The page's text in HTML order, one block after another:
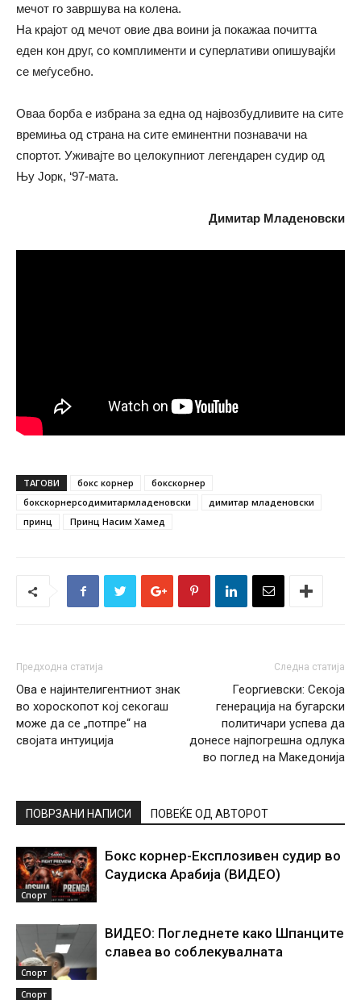
мечот го завршува на колена.
На крајот од мечот овие два воини ја покажаа почитта
еден кон друг, со комплименти и суперлативи опишувајќи
се меѓусебно.
Оваа борба е избрана за една од највозбудливите на сите
времиња од страна на сите еминентни познавачи на
спортот. Уживајте во целокупниот легендарен судир од
Њу Јорк, ‘97-мата.
Димитар Младеновски
ТАГОВИ бокс корнер
бокскорнер
бокскорнерсодимитармладеновски
димитар младеновски
принц
Принц Насим Хамед
Предходна статија
Ова е најинтелигентниот знак
во хороскопот кој секогаш
може да се „потпре“ на
својата интуиција
Следна статија
Георгиевски: Секоја
генерација на бугарски
политичари успева да
донесе најпогрешна одлука
во поглед на Македонија
ПОВРЗАНИ НАПИСИ ПОВЕЌЕ ОД АВТОРОТ
Спорт
Бокс корнер-Експлозивен судир во
Саудиска Арабија (ВИДЕО)
Спорт
ВИДЕО: Погледнете како Шпанците
славеа во соблекувалната
Спорт